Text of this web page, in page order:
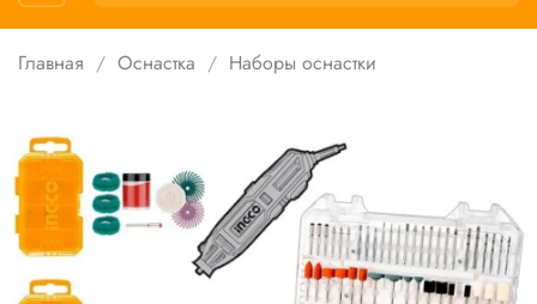
Главная Оснастка Наборы оснастки